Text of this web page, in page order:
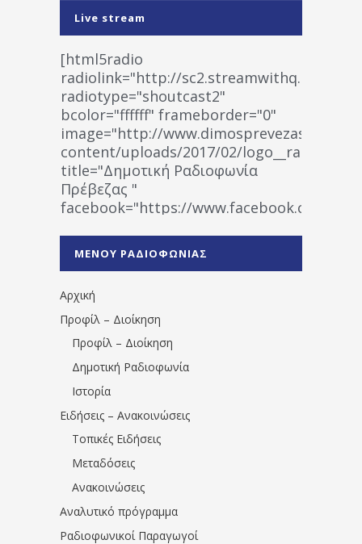
Live stream
[html5radio
radiolink="http://
radiotype="shoutcast2"
bcolor="ffffff" frameborder="0"
image="http://www.dimosprevezas.gr/wp-
content/uploads/2017/02/
title="Δημοτική Ραδιοφωνία
Πρέβεζας "
facebook="https://www.facebook.com/
1531194763766854/" artist="" ]
ΜΕΝΟΥ ΡΑΔΙΟΦΩΝΙΑΣ
Αρχική
Προφίλ – Διοίκηση
Προφίλ – Διοίκηση
Δημοτική Ραδιοφωνία
Ιστορία
Ειδήσεις – Ανακοινώσεις
Τοπικές Ειδήσεις
Μεταδόσεις
Ανακοινώσεις
Αναλυτικό πρόγραμμα
Ραδιοφωνικοί Παραγωγοί